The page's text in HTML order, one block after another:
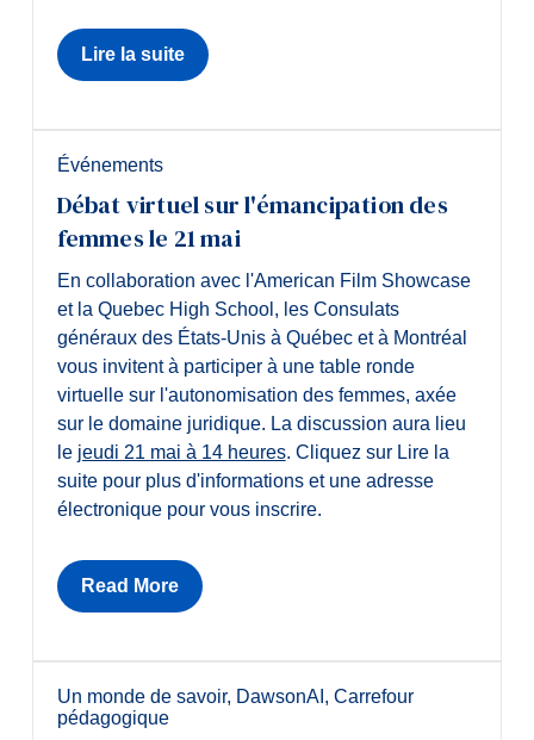
Lire la suite
Événements
Débat virtuel sur l'émancipation des
femmes le 21 mai
En collaboration avec l'American Film Showcase
et la Quebec High School, les Consulats
généraux des États-Unis à Québec et à Montréal
vous invitent à participer à une table ronde
virtuelle sur l'autonomisation des femmes, axée
sur le domaine juridique. La discussion aura lieu
le jeudi 21 mai à 14 heures. Cliquez sur Lire la
suite pour plus d'informations et une adresse
électronique pour vous inscrire.
Read More
Un monde de savoir, DawsonAI , Carrefour
pédagogique